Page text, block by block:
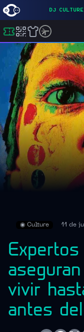
DJ CULTURE
◉ Culture 11 de
vivir
antes